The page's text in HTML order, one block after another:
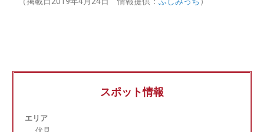
スポット情報
エリア